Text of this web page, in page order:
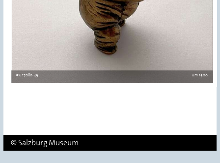
#K 17080-49 um 1900
© Salzburg Museum